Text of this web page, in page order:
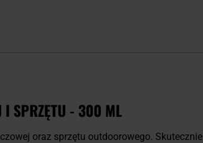
I SPRZĘTU - 300 ML
oraz sprzętu outdoorowego. Skutecznie